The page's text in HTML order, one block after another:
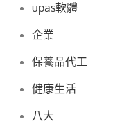
upas軟體
企業
保養品代工
健康生活
八大